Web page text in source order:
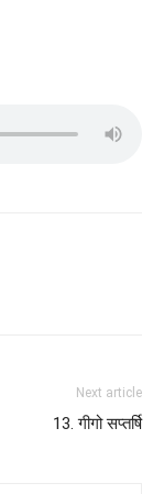
Next article
13. गीगो सप्तर्षि